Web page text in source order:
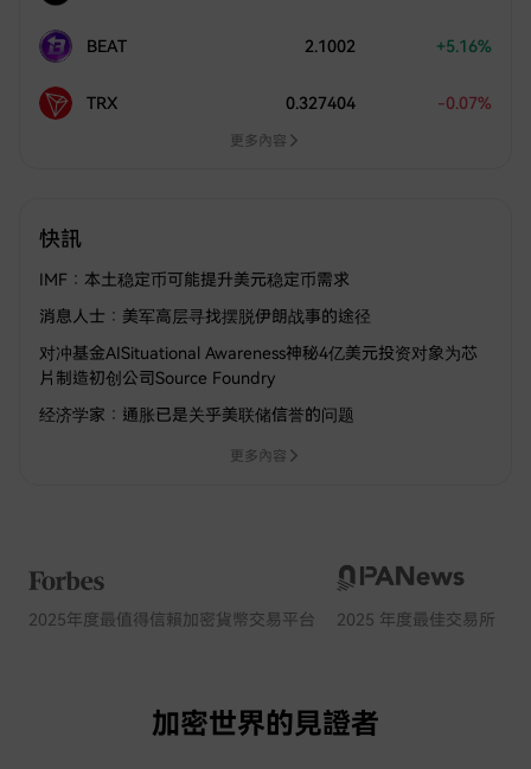
BEAT 2.1002 +5.16%
TRX 0.327404 -0.07%
更多內容
快訊
IMF：本土稳定币可能提升美元稳定币需求
消息人士：美军高层寻找摆脱伊朗战事的途径
对冲基金AISituational Awareness神秘4亿美元投资对象为芯
片制造初创公司Source Foundry
经济学家：通胀已是关乎美联储信誉的问题
更多內容
2025年度最值得信賴加密貨幣交易平台 2025 年度最佳交易所
加密世界的見證者